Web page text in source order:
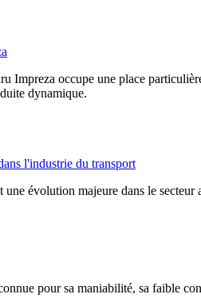
Impreza occupe une place
dynamique.
l'industrie du transport
une évolution majeure dans le
pour sa maniabilité, sa faible